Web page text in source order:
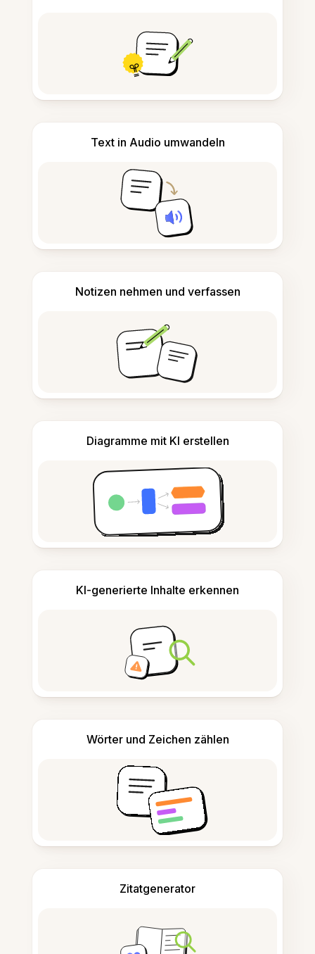
Text in Audio umwandeln
Notizen nehmen und verfassen
Diagramme mit KI erstellen
KI-generierte Inhalte erkennen
Wörter und Zeichen zählen
Zitatgenerator